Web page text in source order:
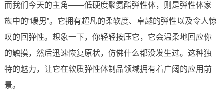
而我们今天的主角——低硬度聚氨酯弹性体，则是弹性体家
族中的“暖男”。它拥有超凡的柔软度、卓越的弹性以及令人惊
叹的回弹性。想象一下，你轻轻按压它，它会温柔地回应你
的触摸，然后迅速恢复原状，仿佛什么都没发生过。这种独
特的魅力，让它在软质弹性体制品领域拥有着广阔的应用前
景。